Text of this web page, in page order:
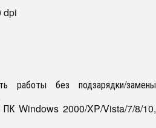
dpi
работы без подзарядки/замены
ПК Windows 2000/XP/Vista/7/8/10,